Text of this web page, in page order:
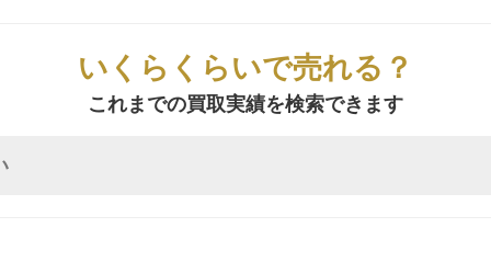
いくらくらいで売れる？
これまでの買取実績を検索できます